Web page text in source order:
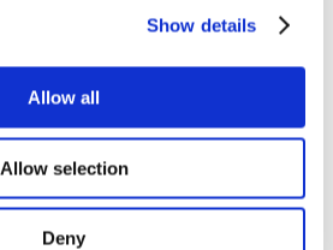
Show details
Allow all
Allow selection
Deny
Концерти